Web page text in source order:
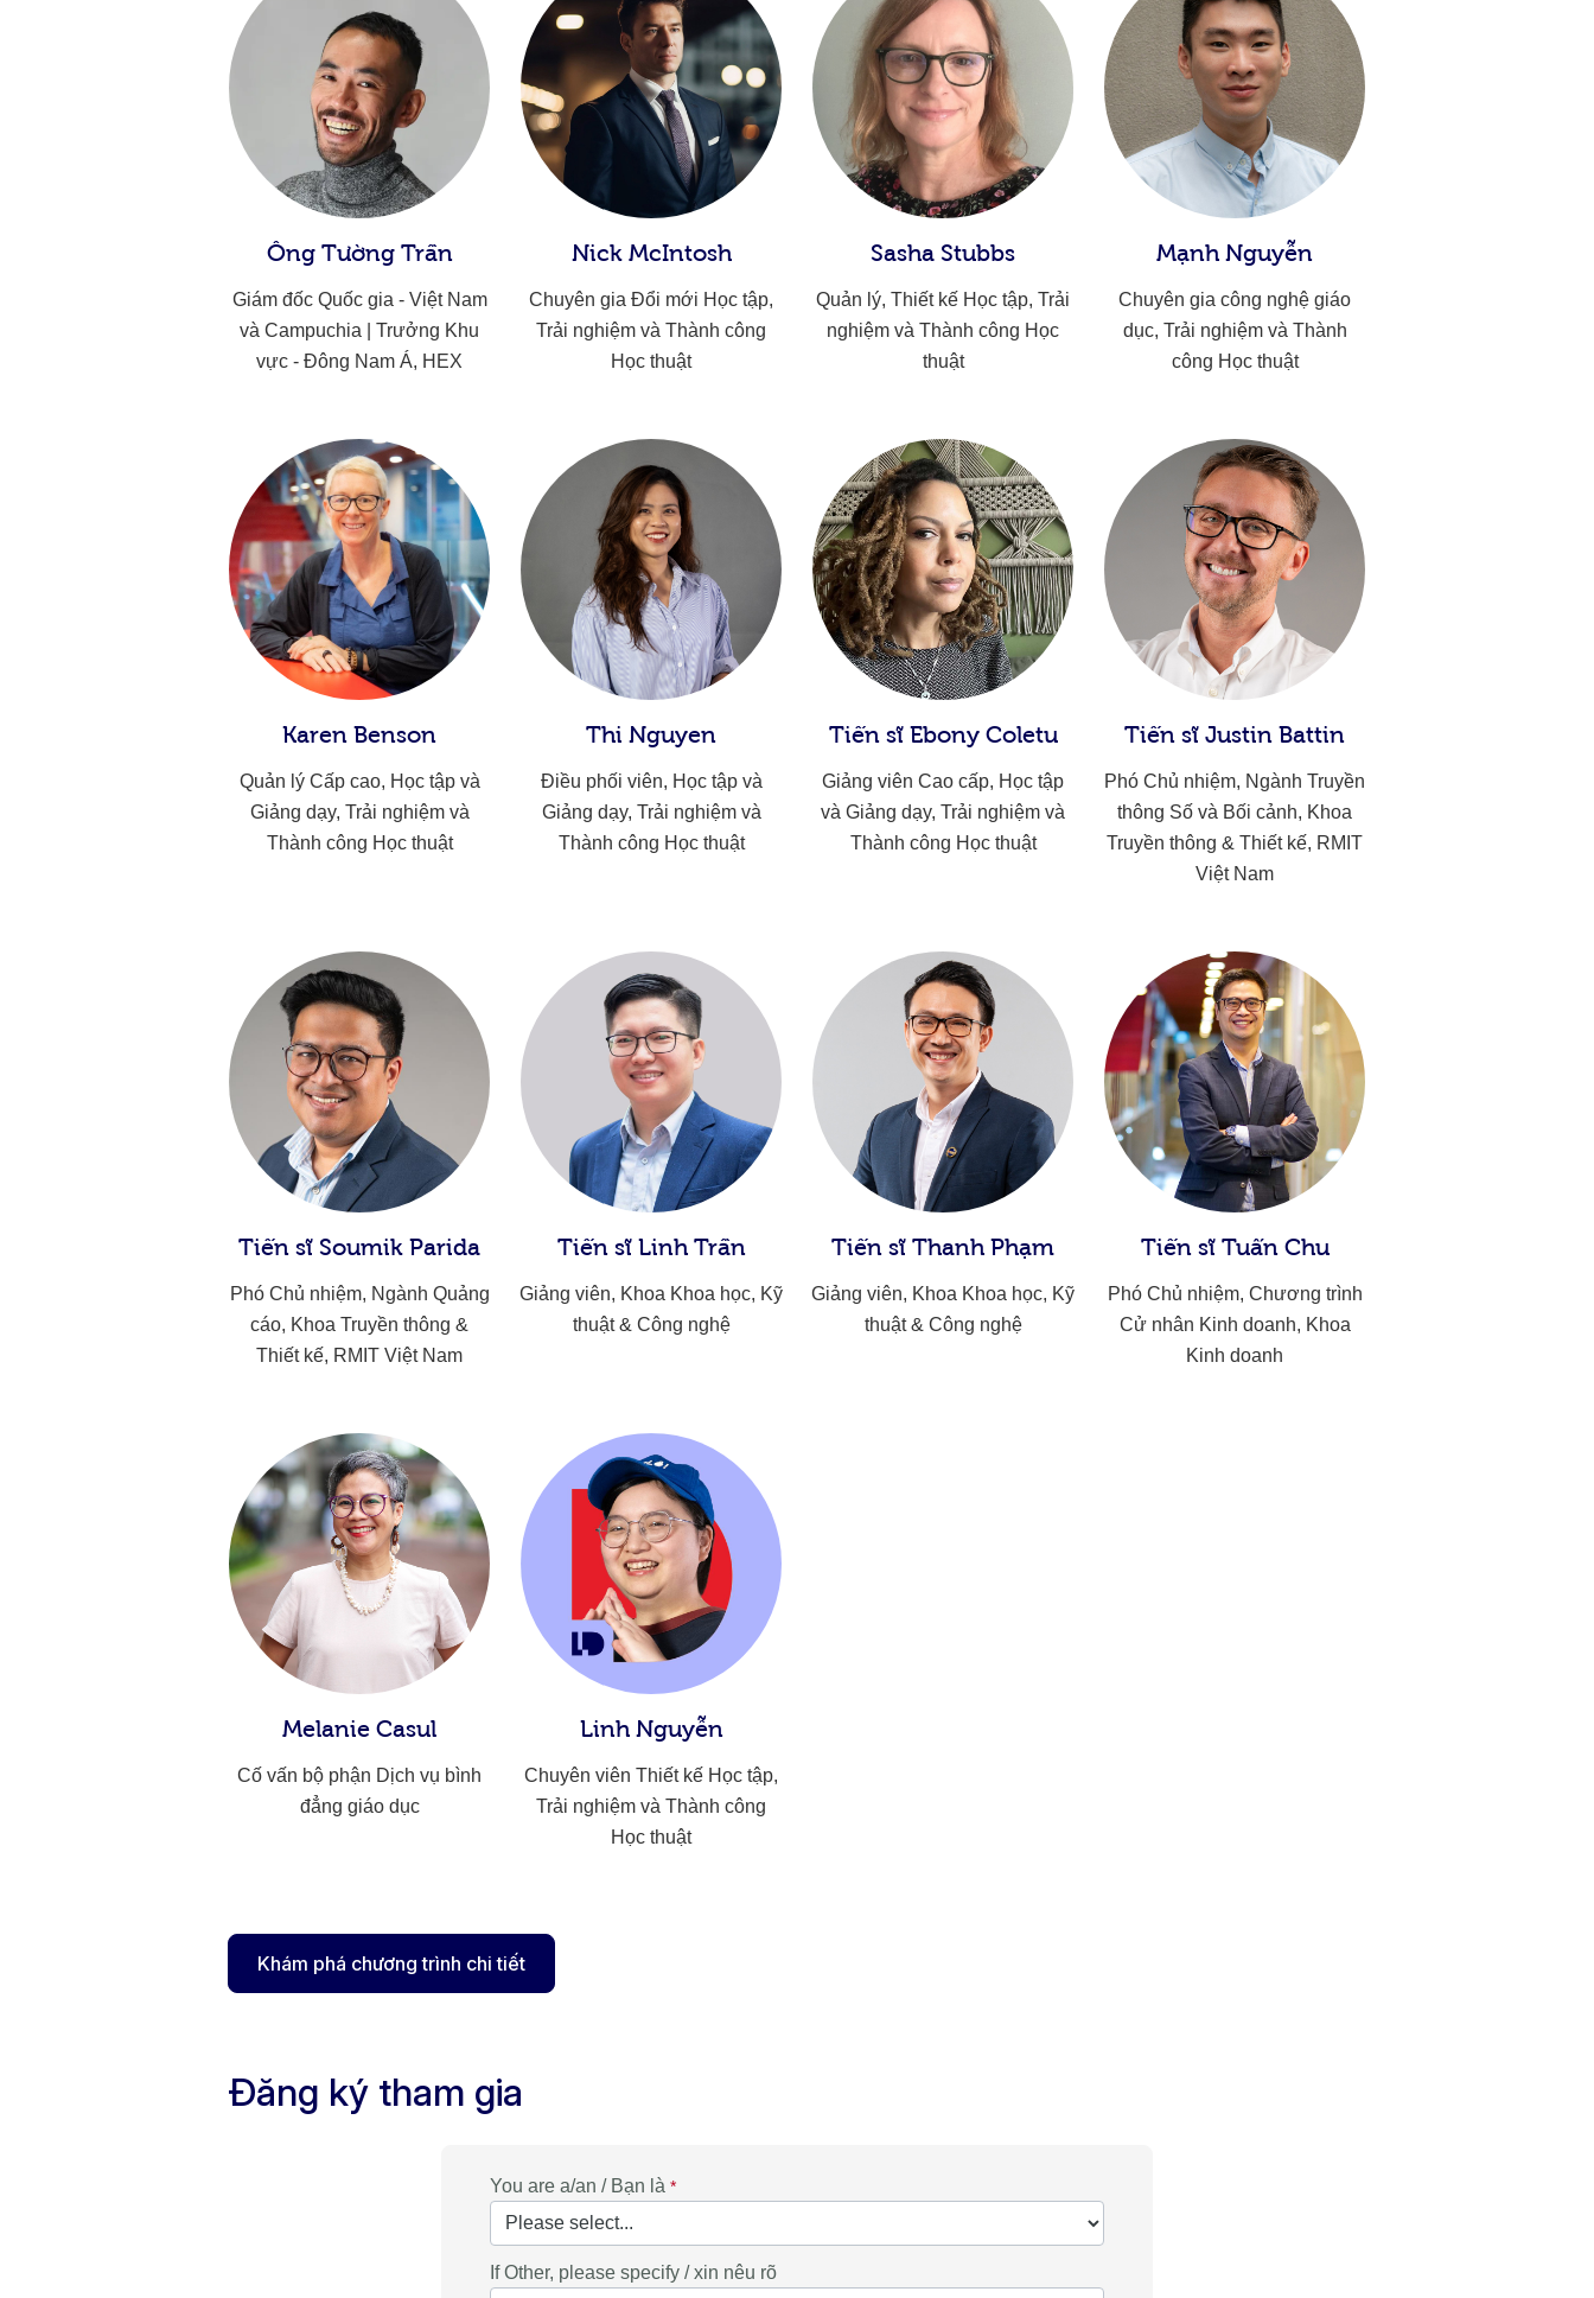
Ông Tường Trần
Giám đốc Quốc gia - Việt Nam
và Campuchia | Trưởng Khu
vực - Đông Nam Á, HEX​
Nick McIntosh
Chuyên gia Đổi mới Học tập,
Trải nghiệm và Thành công
Học thuật
Sasha Stubbs
Quản lý, Thiết kế Học tập, Trải
nghiệm và Thành công Học
thuật
Mạnh Nguyễn
Chuyên gia công nghệ giáo
dục, Trải nghiệm và Thành
công Học thuật
Karen Benson
Quản lý Cấp cao, Học tập và
Giảng dạy, Trải nghiệm và
Thành công Học thuật
Thi Nguyen
Điều phối viên, Học tập và
Giảng dạy, Trải nghiệm và
Thành công Học thuật
Tiến sĩ Ebony Coletu
Giảng viên Cao cấp, Học tập
và Giảng dạy, Trải nghiệm và
Thành công Học thuật
Tiến sĩ Justin Battin
Phó Chủ nhiệm, Ngành Truyền
thông Số và Bối cảnh, Khoa
Truyền thông & Thiết kế, RMIT
Việt Nam
Tiến sĩ Soumik Parida
Phó Chủ nhiệm, Ngành Quảng
cáo, Khoa Truyền thông &
Thiết kế, RMIT Việt Nam
Tiến sĩ Linh Trần
Giảng viên, Khoa Khoa học, Kỹ
thuật & Công nghệ​
Tiến sĩ Thanh Phạm
Giảng viên, Khoa Khoa học, Kỹ
thuật & Công nghệ
Tiến sĩ Tuấn Chu
Phó Chủ nhiệm, Chương trình
Cử nhân Kinh doanh, Khoa
Kinh doanh​
Melanie Casul
Cố vấn bộ phận Dịch vụ bình
đẳng giáo dục​
Linh Nguyễn
Chuyên viên Thiết kế Học tập,
Trải nghiệm và Thành công
Học thuật
Khám phá chương trình chi tiết
Đăng ký tham gia
You are a/an / Bạn là
If Other, please specify / xin nêu rõ